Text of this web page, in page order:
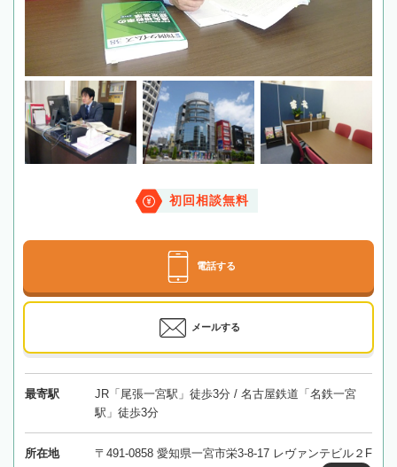
初回相談無料
電話する
メールする
最寄駅
JR「尾張一宮駅」徒歩3分 / 名古屋鉄道「名鉄一宮
駅」徒歩3分
所在地 〒491-0858 愛知県一宮市栄3-8-17 レヴァンテビル２F